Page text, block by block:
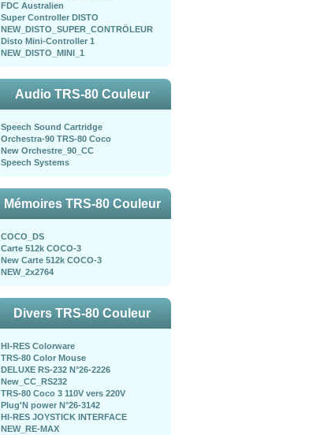
FDC Australien
Super Controller DISTO
NEW_DISTO_SUPER_CONTRÖLEUR
Disto Mini-Controller 1
NEW_DISTO_MINI_1
Audio TRS-80 Couleur
Speech Sound Cartridge
Orchestra-90 TRS-80 Coco
New Orchestre_90_CC
Speech Systems
Mémoires TRS-80 Couleur
COCO_DS
Carte 512k COCO-3
New Carte 512k COCO-3
NEW_2x2764
Divers TRS-80 Couleur
HI-RES Colorware
TRS-80 Color Mouse
DELUXE RS-232 N°26-2226
New_CC_RS232
TRS-80 Coco 3 110V vers 220V
Plug'N power N°26-3142
HI-RES JOYSTICK INTERFACE
NEW_RE-MAX